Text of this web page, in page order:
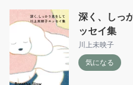
深く、しっ
ッセイ集
川上未映子
気になる